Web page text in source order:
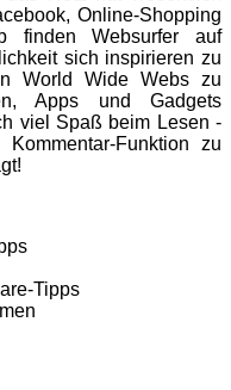
Online-Shopping
finden Websurfer auf
sich inspirieren zu
World Wide Webs zu
Apps und Gadgets
viel Spaß beim Lesen -
Funktion zu
Tipps